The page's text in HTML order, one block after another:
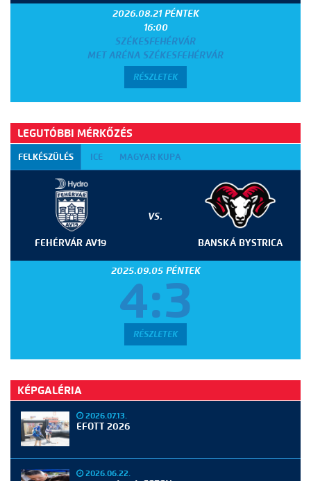
2026.08.21 PÉNTEK
16:00
SZÉKESFEHÉRVÁR
MET ARÉNA SZÉKESFEHÉRVÁR
RÉSZLETEK
LEGUTÓBBI MÉRKŐZÉS
FELKÉSZÜLÉS ICE MAGYAR KUPA
FEHÉRVÁR AV19
VS.
BANSKÁ BYSTRICA
2025.09.05 PÉNTEK
4:3
RÉSZLETEK
KÉPGALÉRIA
2026.07.13.
EFOTT 2026
2026.06.22.